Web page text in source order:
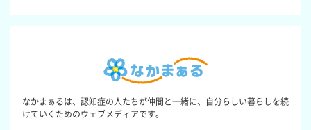
なかまぁるは、認知症の人たちが仲間と一緒に、自分らしい暮らしを続
けていくためのウェブメディアです。